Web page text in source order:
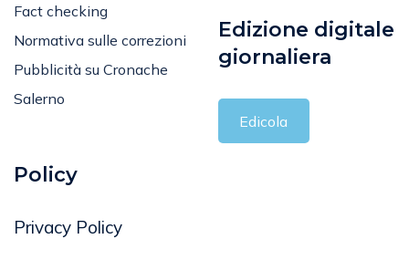
Fact checking
Normativa sulle correzioni
Pubblicità su Cronache
Salerno
Edizione digitale
giornaliera
Edicola
Policy
Privacy Policy